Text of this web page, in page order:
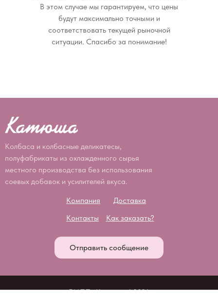
В этом случае мы гарантируем, что цены
будут максимально точными и
соответствовать текущей рыночной
ситуации. Спасибо за понимание!
Компания
Доставка
Контакты
Как заказать?
БМПП «Катюша» | 2026
Колбаса и колбасные деликатесы,
полуфабрикаты из охлажденного сырья
местного производства без использования
соевых добавок и усилителей вкуса.
Отправить сообщение